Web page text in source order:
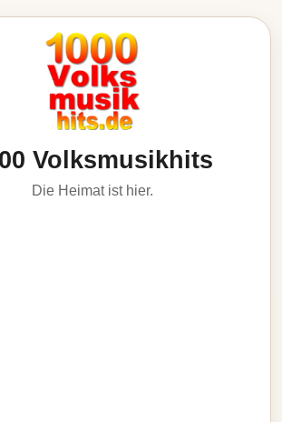
Volksmusikhits
Die Heimat ist hier.